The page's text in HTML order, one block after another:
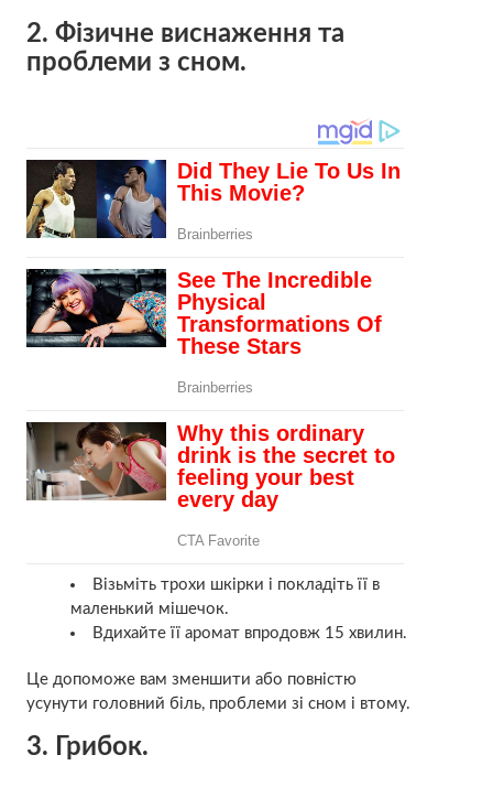
2. Фізичне виснаження та
проблеми з сном.
Візьміть трохи шкірки і покладіть її в
маленький мішечок.
Вдихайте її аромат впродовж 15 хвилин.
Це допоможе вам зменшити або повністю
усунути головний біль, проблеми зі сном і втому.
3. Грибок.